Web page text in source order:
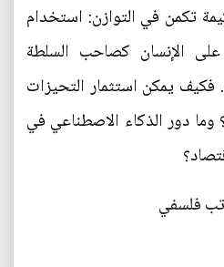
تكمن في التوازن: استخدام
على الإنسان كصاحب السلطة
يمكن استثمار التحيزات
وما دور الذكاء الاصطناعي في
فلسفي